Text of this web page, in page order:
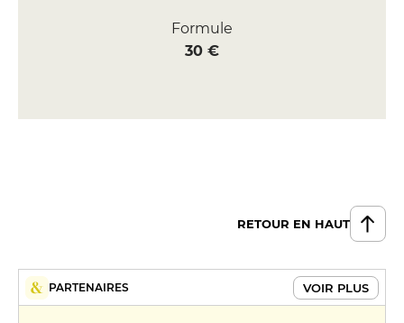
Formule
30 €
RETOUR EN HAUT
PARTENAIRES VOIR PLUS